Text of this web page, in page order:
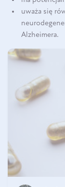
uważa się
Alzheimera.